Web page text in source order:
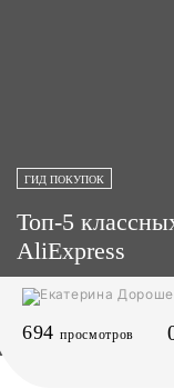
ГИД ПОКУПОК
Топ-5
AliExpress
694 просмотров